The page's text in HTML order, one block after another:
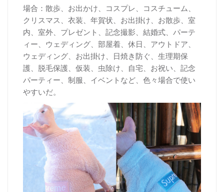
場合：散歩、お出かけ、コスプレ、コスチューム、
クリスマス、衣装、年賀状、お出掛け、お散歩、室
内、室外、プレゼント、記念撮影、結婚式、パーテ
ィー、ウェディング、部屋着、休日、アウトドア、
ウェディング、お出掛け、日焼き防ぐ、生理期保
護、脱毛保護、仮装、虫除け、自宅、お祝い、記念
パーティー、制服、イベントなど、色々場合で使い
やすいだ。